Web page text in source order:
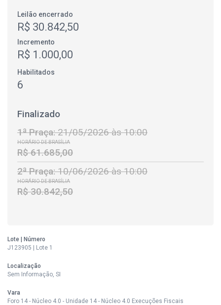
Leilão encerrado
R$ 30.842,50
Incremento
R$ 1.000,00
Habilitados
6
Finalizado
1ª Praça:21/05/2026 às 10:00
HORÁRIO DE BRASÍLIA
R$ 61.685,00
2ª Praça:10/06/2026 às 10:00
HORÁRIO DE BRASÍLIA
R$ 30.842,50
Lote | Número
J123905 | Lote 1
Localização
Sem Informação, SI
Vara
Foro 14 - Núcleo 4.0 - Unidade 14 - Núcleo 4.0 Execuções Fiscais